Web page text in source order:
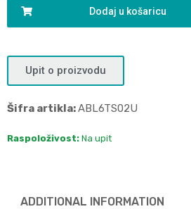
Dodaj u košaricu
Upit o proizvodu
Šifra artikla:ABL6TS02U
Raspoloživost: Na upit
ADDITIONAL INFORMATION